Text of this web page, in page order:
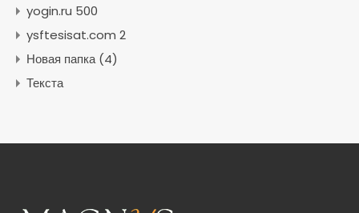
yogin.ru 500
ysftesisat.com 2
Новая папка (4)
Текста